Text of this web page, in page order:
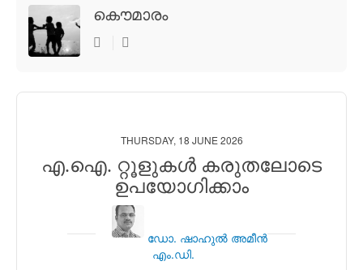
കൌമാരം
THURSDAY, 18 JUNE 2026
എ.ഐ. റ്റൂളുകള്‍ കരുതലോടെ
ഉപയോഗിക്കാം
ഡോ. ഷാഹുല്‍ അമീന്‍
എം.ഡി.